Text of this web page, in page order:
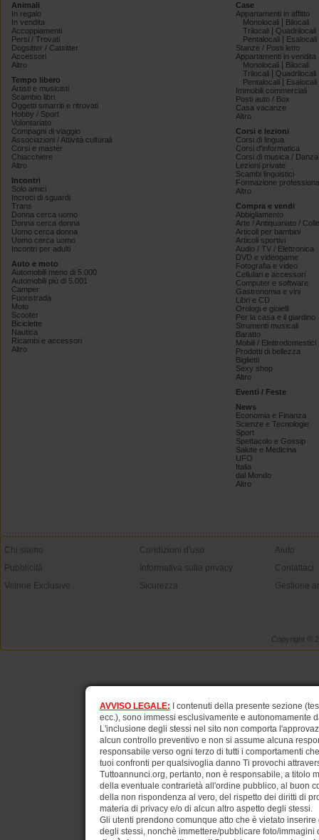
Animali
In regalo
In vendita
Accoppiamenti
Persi / Trovati
Dogsitter / Catsitter
Accessori
Altro
Tempo libero
Artisti e musicisti
Scambio libri
Oggetti smarriti e ritrovati
Hobby / Sport
Volontariato
Compagni di viaggio
Associazioni / Attività culturali
Corsi e master
Chiacchiere
Altro
Incontri
Solo amici
Incroci di sguardi
Trans
Donna cerca uomo
Donna cerca donna
Uomo cerca donna
Uomo cerca uomo
Incontri per adulti
Auto e moto
Automobili meno di 5.000
Automobili più di 5.001
Camper
Fuoristrada
Moto
Scooter
Biciclette
Nautica
Ricambi e accessori
Altro
Case
Appartamenti in affitto
Monolocali
Bilocali
Trilocali
Quadrilocali
Pentalocali
Esalocali
Stanze / Posti letto
Appartamenti in vendita
Monolocali
Bilocali
Trilocali
Quadrilocali
Pentalocali
Esalocali
Immobili commerciali
Posti auto / Box
Casa vacanze
Altro
Corsi e lezioni
Corsi di lingua
Corsi d'informatica
Corsi di musica /
Lezioni private
Scambi linguistici
Formazione
Altro
Compra e vendi
Abbigliamento
Arte / Antiquariato /
Articoli per bambini
Articoli sportivi
Audio / TV / Elettronica
DVD e videogame
Fotografia e video
Cellulari e accessori
Computer e software
Gastronomia e vini
Libri e CD
Orologi e gioielli
Per la casa e il giardino
Strumenti musicali
Baratto
Mobili / Elettrodomestici
Prodotti di bellezza
Biglietti
Sexy shop
Altro
Eventi / Feste
News
Economia e Finanza
Scienze e Tecnologie
Sport
Spettacolo e Gossip
Salute e Medicina
UFO
Italia
dal Mondo
Altro
Chi siamo
Pubblicità
Vetrine Exclusive
Condizioni d'uso
Informativa sulla privacy
Sicurezza
Aiuto
Contattaci
Gestione
Copyright ©
AVVISO LEGALE: I contenuti della presente sezione
ecc.), sono immessi esclusivamente e autonomamente
L'inclusione degli stessi nel sito non comporta
alcun controllo preventivo e non si assume alcuna
responsabile verso ogni terzo di tutti i comportamenti
tuoi confronti per qualsivoglia danno Ti provochi
Tuttoannunci.org, pertanto, non è responsabile, a titolo
della eventuale contrarietà all'ordine pubblico, al buon
della non rispondenza al vero, del rispetto dei diritti di
materia di privacy e/o di alcun altro aspetto degli stessi.
Gli utenti prendono comunque atto che è vietato
degli stessi, nonchè immettere/pubblicare foto/